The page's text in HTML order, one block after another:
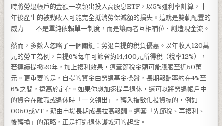
時將勞退帳戶的金額一次領出投入高股息ETF，以5%殖利率計算，十
年後產生的被動收入可能完全抵消勞保減額的損失。這就是雙軌配置的
威力——不是單純依賴單一制度，而是讓兩者互相補位、創造現金流。
然而，多數人忽略了一個關鍵：勞退自提的稅負優惠。以年收入120萬
元的勞工為例，自提6%每年可節省約14,400元所得稅（稅率12%），
若連續提撥20年，加上複利效果，這筆節稅金額可能膨脹至近50萬
元。更重要的是，自提的資金由勞退基金操盤，長期報酬率約在4%至
6%之間，遠高於定存。如果你想加速提早退休，還可以將勞退帳戶中
的資金在離職或退休時「一次領出」，轉入指數化投資標的，例如
0050或VT，藉由市場長期成長拉高報酬。這套「先節稅、再複利、
後轉換」的策略，正是打造退休護城河的起點。